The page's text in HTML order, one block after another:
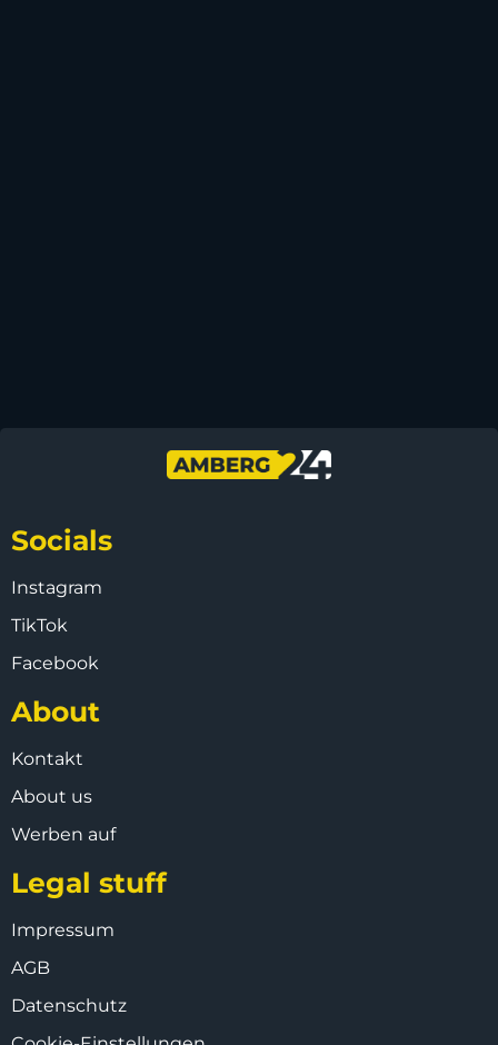
Socials
Instagram
TikTok
Facebook
About
Kontakt
About us
Werben auf
Legal stuff
Impressum
AGB
Datenschutz